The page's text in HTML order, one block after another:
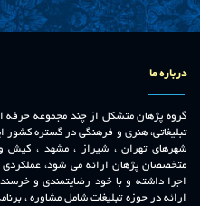
درباره ما
گروه پژهان متشکل از چند مجموعه
تبلیغاتی، هنری و فرهنگی در گستره کشور
شهرهای تهران ، شیراز ، مشهد ، کیش
متخصصان پژهان ارائه می شود،
اجرا داشته و با خود رضایتمندی و
ارائه در حوزه تبلیغات شامل مشاوره ،